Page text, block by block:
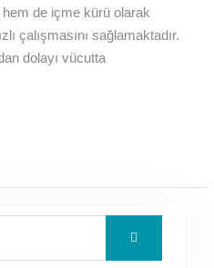
hem de içme kürü olarak
çalışmasını sağlamaktadır.
dolayı vücutta